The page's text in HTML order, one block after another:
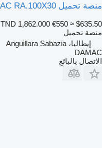
منصة تحميل DAMAC RA.100X30 لـ الشاحنات
TND 1,862.000 €550 ≈ $635.50
منصة تحميل
إيطاليا، Anguillara Sabazia
DAMAC
الاتصال بالبائع